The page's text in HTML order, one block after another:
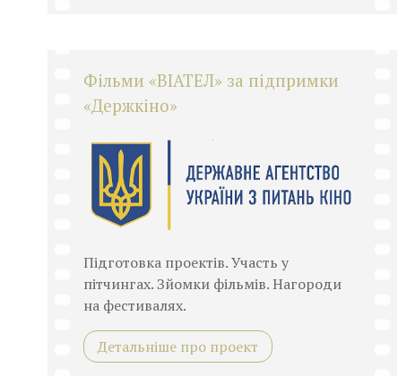
Фільми «ВІАТЕЛ» за підпримки
«Держкіно»
Підготовка проектів. Участь у
пітчингах. Зйомки фільмів. Нагороди
на фестивалях.
Детальніше про проект